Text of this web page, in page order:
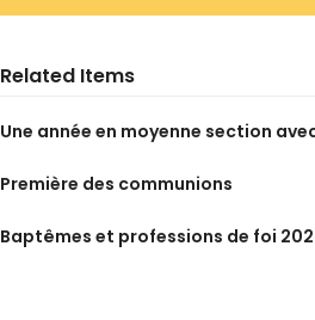
Related Items
Une année en moyenne section
Première des communions
Baptêmes et professions de foi